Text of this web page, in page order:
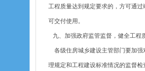
工程质量达到规定要求的，方可通
可交付使用。
九、加强政府监管监督，健全工程
各级住房城乡建设主管部门要加强
理规定和工程建设标准情况的监督